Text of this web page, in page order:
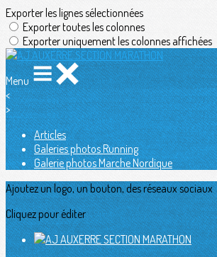
Exporter les lignes sélectionnées
Exporter toutes les colonnes
Exporter uniquement les colonnes affichées
Menu
<
>
Articles
Galeries photos Running
Galerie photos Marche Nordique
Ajoutez un logo, un bouton, des réseaux sociaux
Cliquez pour éditer